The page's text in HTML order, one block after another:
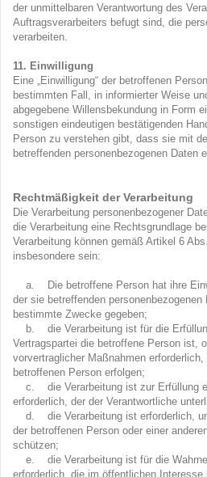
der unmittelbaren Verantwortung des
Auftragsverarbeiters befugt sind, die
verarbeiten.
11. Einwilligung
Eine „Einwilligung“ der betroffenen
bestimmten Fall, in informierter Weise
abgegebene Willensbekundung in Form
sonstigen eindeutigen bestätigenden
Person zu verstehen gibt, dass sie mit
betreffenden personenbezogenen Daten
Rechtmäßigkeit der Verarbeitung
Die Verarbeitung personenbezogener
die Verarbeitung eine Rechtsgrundlage
Verarbeitung können gemäß Artikel 6
insbesondere sein:
a. Die betroffene Person hat ihre
der sie betreffenden
bestimmte Zwecke gegeben;
b. die Verarbeitung ist für die
Vertragspartei die betroffene Person ist,
vorvertraglicher Maßnahmen
betroffenen Person erfolgen;
c. die Verarbeitung ist zur Erfüllung
erforderlich, der der Verantwortliche
d. die Verarbeitung ist erforderlich,
der betroffenen Person oder einer
schützen;
e. die Verarbeitung ist für die
erforderlich, die im öffentlichen Interesse